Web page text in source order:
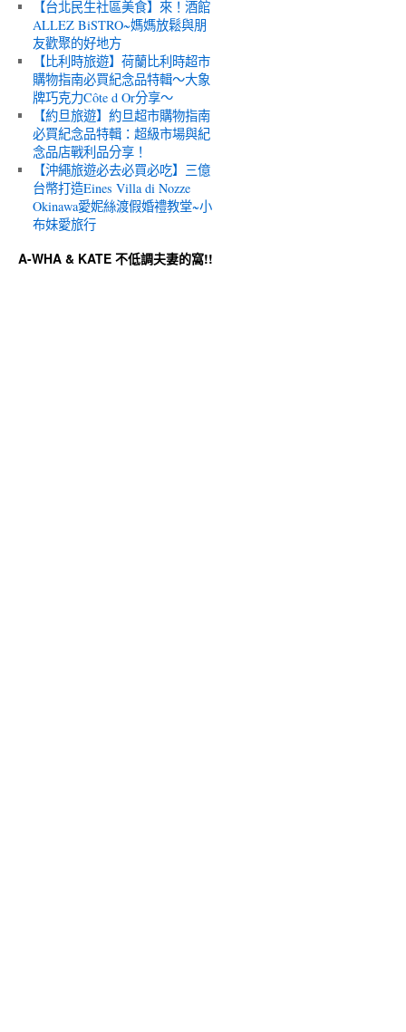
【台北民生社區美食】來！酒館
ALLEZ BiSTRO~媽媽放鬆與朋
友歡聚的好地方
【比利時旅遊】荷蘭比利時超市
購物指南必買紀念品特輯～大象
牌巧克力Côte d Or分享～
【約旦旅遊】約旦超市購物指南
必買紀念品特輯：超級市場與紀
念品店戰利品分享！
【沖繩旅遊必去必買必吃】三億
台幣打造Eines Villa di Nozze
Okinawa愛妮絲渡假婚禮教堂~小
布妹愛旅行
A-WHA & KATE 不低調夫妻的窩!!